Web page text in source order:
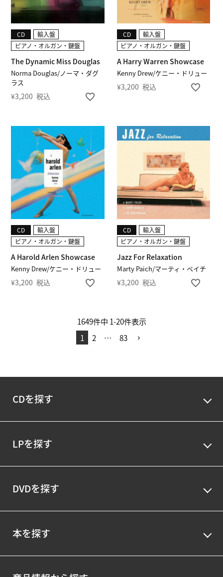
Norma Douglas/ノーマ・ダグ
ラス
The Dynamic Miss Douglas
CD
輸入盤
ピアノ・オルガン・鍵盤
¥3,200 税込
Kenny Drew/ケニー・ドリュー
A Harry Warren Showcase
CD
輸入盤
ピアノ・オルガン・鍵盤
¥3,200 税込
Kenny Drew/ケニー・ドリュー
A Harold Arlen Showcase
CD
輸入盤
ピアノ・オルガン・鍵盤
¥3,200 税込
Marty Paich/マーティ・ペイチ
Jazz For Relaxation
CD
輸入盤
ピアノ・オルガン・鍵盤
¥3,200 税込
1649件中 1-20件表示
1
2 … 83
CDを探す
LPを探す
DVDを探す
本を探す